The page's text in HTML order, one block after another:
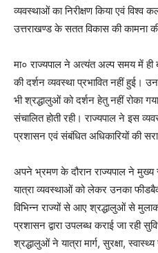
व्यवस्थाओं का निरीक्षण किया एवं विश्व
उत्तराखण्ड के सतत विकास की कामना
मा० राज्यपाल ने अत्यंत अल्प समय में ही
की दर्शन व्यवस्था प्रभावित नहीं
भी श्रद्धालुओं को दर्शन हेतु नहीं रोका
संचालित होती रही। राज्यपाल ने इस
प्रशासन एवं संबंधित अधिकारियों की
अपने भ्रमण के दौरान राज्यपाल ने
यात्रा व्यवस्थाओं को लेकर उनका
विभिन्न राज्यों से आए श्रद्धालुओं से
प्रशासन द्वारा उपलब्ध कराई जा रही
श्रद्धालुओं ने यात्रा मार्ग, सुरक्षा,